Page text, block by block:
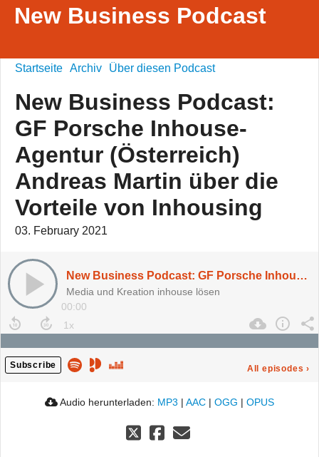
New Business Podcast
Startseite Archiv Über diesen Podcast
New Business Podcast:
GF Porsche Inhouse-
Agentur (Österreich)
Andreas Martin über die
Vorteile von Inhousing
03. February 2021
New Business Podcast: GF Porsche Inhouse-Agentur (Österreich) Andreas Martin über die Vorteile von Inhousing
Media und Kreation inhouse lösen
00:00
Subscribe All episodes ›
Audio herunterladen: MP3 | AAC | OGG | OPUS